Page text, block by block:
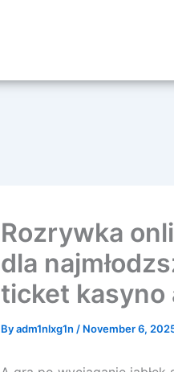
Rozrywka
dla
ticket kasyno
Byadm1nlxg1n / November 6,